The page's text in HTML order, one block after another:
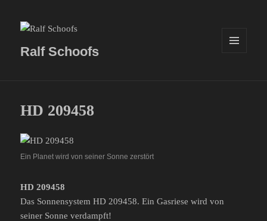
Ralf Schoofs
HD 209458
Ein Planet wird von seiner Sonne zerstört
HD 209458
Das Sonnensystem HD 209458. Ein Gasriese wird von
seiner Sonne verdampft!